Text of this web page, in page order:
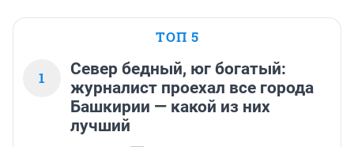
ТОП 5
1
Север бедный, юг богатый:
журналист проехал все города
Башкирии — какой из них
лучший